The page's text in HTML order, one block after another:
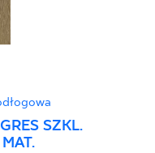
SZKL.